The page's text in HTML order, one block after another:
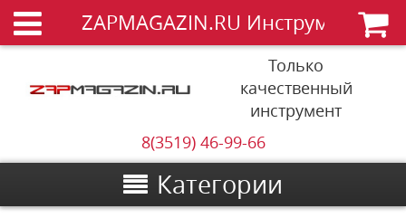
ZAPMAGAZIN.RU Инструменты
Только
качественный
инструмент
8(3519) 46-99-66
Категории